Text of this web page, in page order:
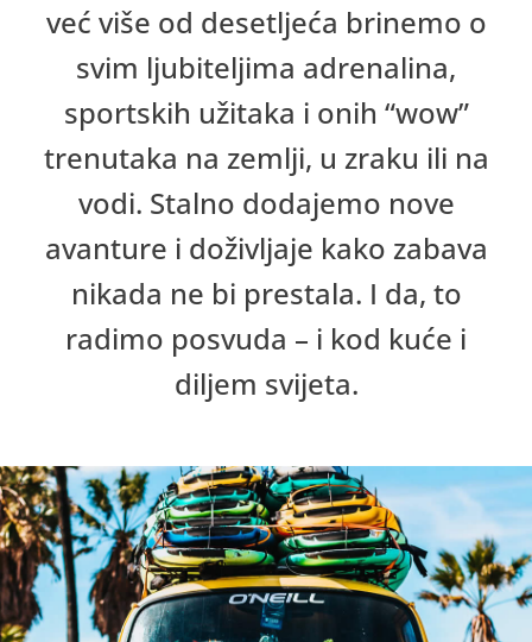
već više od desetljeća brinemo o
svim ljubiteljima adrenalina,
sportskih užitaka i onih “wow”
trenutaka na zemlji, u zraku ili na
vodi. Stalno dodajemo nove
avanture i doživljaje kako zabava
nikada ne bi prestala. I da, to
radimo posvuda – i kod kuće i
diljem svijeta.